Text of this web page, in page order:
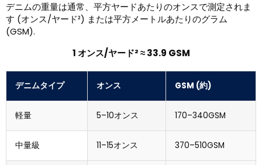
デニムの重量は通常、平方ヤードあたりのオンスで測定されま
す (オンス/ヤード²) または平方メートルあたりのグラム
(GSM).
1 オンス/ヤード² ≈ 33.9 GSM
デニムタイプ オンス GSM (約)
軽量 5–10オンス 170–340GSM
中量級 11–15オンス 370–510GSM